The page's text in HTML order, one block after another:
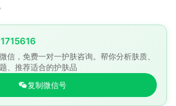
信，免费一对一护肤咨询。帮你分析肤质、
、推荐适合的护肤品
复制微信号